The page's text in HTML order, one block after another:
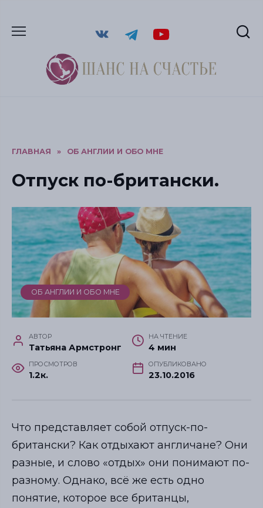
ГЛАВНАЯ » ОБ АНГЛИИ И ОБО МНЕ
Отпуск по-британски.
ОБ АНГЛИИ И ОБО МНЕ
АВТОР
Татьяна Армстронг
НА ЧТЕНИЕ
4 мин
ПРОСМОТРОВ
1.2к.
ОПУБЛИКОВАНО
23.10.2016
Что представляет собой отпуск-по-
британски? Как отдыхают англичане? Они
разные, и слово «отдых» они понимают по-
разному. Однако, всё же есть одно
понятие, которое все британцы,